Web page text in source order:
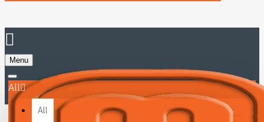
Menu
All
All